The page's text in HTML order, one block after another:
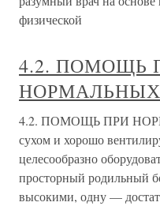
физической
4.2. ПОМОЩЬ
4.2. ПОМОЩЬ ПРИ
сухом и хорошо
целесообразно
просторный родильный
высокими, одну —